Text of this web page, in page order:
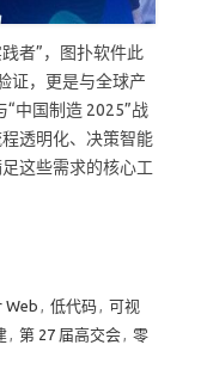
者”，图扑软件此
证，更是与全球产
“中国制造 2025”战
透明化、决策智能
这些需求的核心工
Web , 低代码, 可视
, 第 27 届高交会, 零